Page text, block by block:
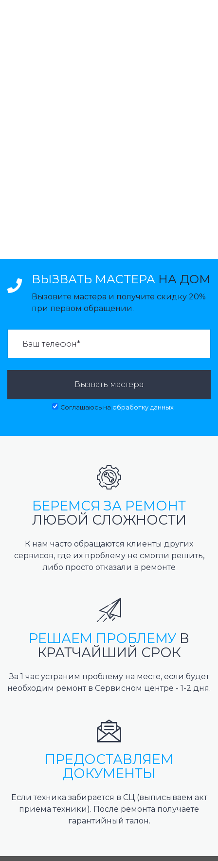
ВЫЗВАТЬ МАСТЕРА НА ДОМ
Вызовите мастера и получите скидку 20%
при первом обращении.
Вызвать мастера
Соглашаюсь на обработку данных
БЕРЕМСЯ ЗА РЕМОНТ
ЛЮБОЙ СЛОЖНОСТИ
К нам часто обращаются клиенты других
сервисов, где их проблему не смогли решить,
либо просто отказали в ремонте
РЕШАЕМ ПРОБЛЕМУ В
КРАТЧАЙШИЙ СРОК
За 1 час устраним проблему на месте, если будет
необходим ремонт в Сервисном центре - 1-2 дня.
ПРЕДОСТАВЛЯЕМ
ДОКУМЕНТЫ
Если техника забирается в СЦ (выписываем акт
приема техники). После ремонта получаете
гарантийный талон.